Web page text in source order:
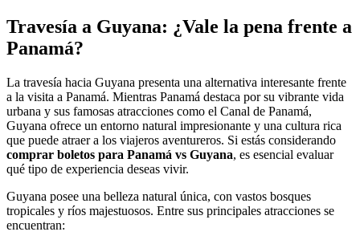
Travesía a Guyana: ¿Vale la pena frente a
Panamá?
La travesía hacia Guyana presenta una alternativa interesante frente
a la visita a Panamá. Mientras Panamá destaca por su vibrante vida
urbana y sus famosas atracciones como el Canal de Panamá,
Guyana ofrece un entorno natural impresionante y una cultura rica
que puede atraer a los viajeros aventureros. Si estás considerando
comprar boletos para Panamá vs Guyana, es esencial evaluar
qué tipo de experiencia deseas vivir.
Guyana posee una belleza natural única, con vastos bosques
tropicales y ríos majestuosos. Entre sus principales atracciones se
encuentran: